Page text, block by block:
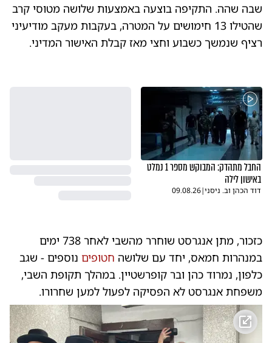
שבה שהה. התקיפה בוצעה באמצעות שלושה מטוסי קרב
שהטילו 13 חימושים על המטרה, בעקבות מעקב מודיעיני
רציף שנמשך כשבוע וחצי מאז קבלת האישור המדיני.
החבל מתהדק: המבוקש מספר 1 נמלט
באישון לילה
דוד הכהן וב. ניסני|
09.08.26
כזכור, מתן אנגרסט שוחרר מהשבי לאחר 738 ימים
במנהרות חמאס, יחד עם שלושה חטופים נוספים - שגב
כלפון, נמרוד כהן ובר קופרשטיין. במהלך תקופת השבי,
משפחת אנגרסט לא הפסיקה לפעול למען שחרורו.